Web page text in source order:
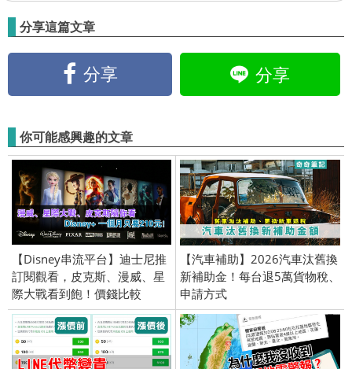
分享這篇文章
分享 分享
你可能感興趣的文章
【Disney串流平台】迪士尼推
訂閱觀看，皮克斯、漫威、星
際大戰看到飽！價錢比較
【汽車補助】2026汽車汰舊換
新補助金！每台退5萬貨物稅、
申請方式